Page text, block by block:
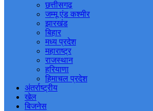
छत्तीसगढ़
जम्मू एंड कश्मीर
झारखंड
बिहार
मध्य प्रदेश
महाराष्ट्र
राजस्थान
हरियाणा
हिमाचल प्रदेश
अंतर्राष्ट्रीय
खेल
बिजनेस